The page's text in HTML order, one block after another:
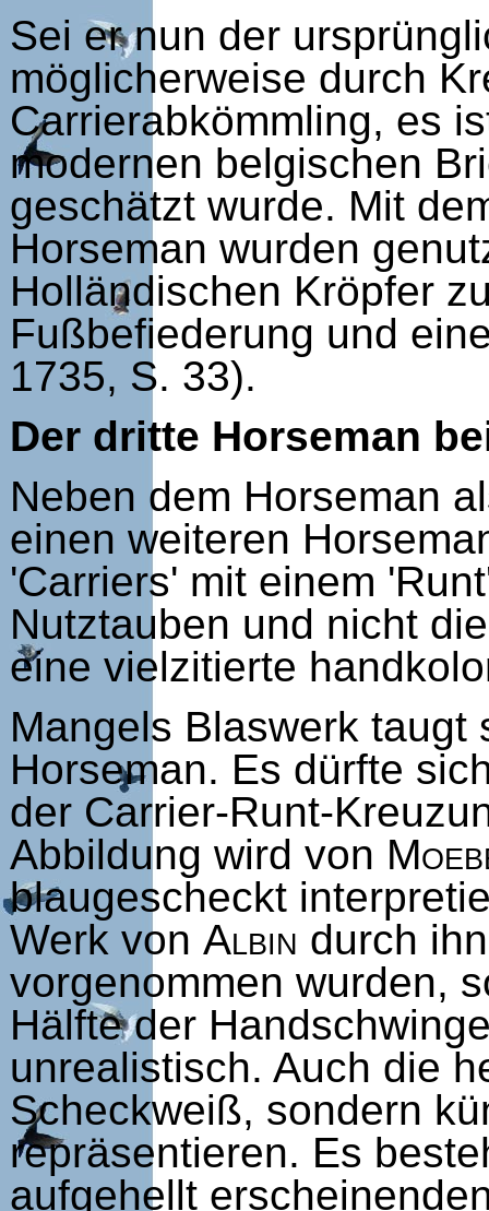
Sei er nun der
möglicherweise durch
Carrierabkömmling, es
modernen belgischen
geschätzt wurde. Mit
Horseman wurden
Holländischen Kröpfer
Fußbefiederung und
1735, S. 33).
Der dritte Horseman
Neben dem Horseman
einen weiteren
'Carriers' mit einem
Nutztauben und nicht
eine vielzitierte
Mangels Blaswerk taugt
Horseman. Es dürfte
der Carrier-Runt-
Abbildung wird von
blaugescheckt
Werk von Albin durch
vorgenommen wurden,
Hälfte der
unrealistisch. Auch die
Scheckweiß, sondern
repräsentieren. Es
aufgehellt